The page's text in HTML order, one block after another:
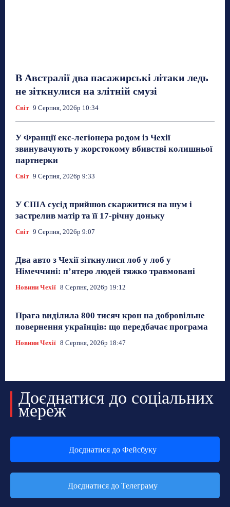
В Австралії два пасажирські літаки ледь
не зіткнулися на злітній смузі
Світ 9 Серпня, 2026р 10:34
У Франції екс-легіонера родом із Чехії
звинувачують у жорстокому вбивстві колишньої
партнерки
Світ 9 Серпня, 2026р 9:33
У США сусід прийшов скаржитися на шум і
застрелив матір та її 17-річну доньку
Світ 9 Серпня, 2026р 9:07
Два авто з Чехії зіткнулися лоб у лоб у
Німеччині: п’ятеро людей тяжко травмовані
Новини Чехії 8 Серпня, 2026р 19:12
Прага виділила 800 тисяч крон на добровільне
повернення українців: що передбачає програма
Новини Чехії 8 Серпня, 2026р 18:47
Доєднатися до соціальних
мереж
Доєднатися до Фейсбуку
Доєднатися до Телеграму